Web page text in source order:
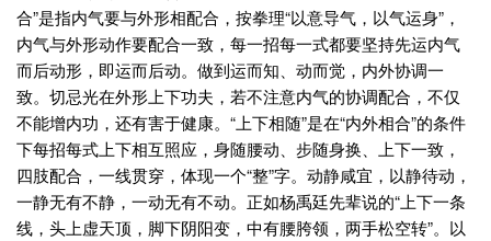
合”是指内气要与外形相配合，按拳理“以意导气，以气运身”，
内气与外形动作要配合一致，每一招每一式都要坚持先运内气
而后动形，即运而后动。做到运而知、动而觉，内外协调一
致。切忌光在外形上下功夫，若不注意内气的协调配合，不仅
不能增内功，还有害于健康。“上下相随”是在“内外相合”的条件
下每招每式上下相互照应，身随腰动、步随身换、上下一致，
四肢配合，一线贯穿，体现一个“整”字。动静咸宜，以静待动，
一静无有不静，一动无有不动。正如杨禹廷先辈说的“上下一条
线，头上虚天顶，脚下阴阳变，中有腰胯领，两手松空转”。以